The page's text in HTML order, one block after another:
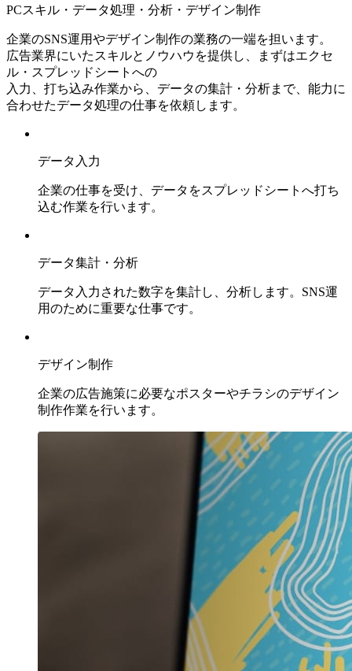
PCスキル・データ処理・分析・デザイン制作
企業のSNS運用やデザイン制作の業務の一端を担います。
広告業界にいたスキルとノウハウを提供し、まずはエクセ
ル・スプレッドシートへの
入力、打ち込み作業から、データの集計・分析まで、能力に
合わせたデータ処理の仕事を依頼します。
データ入力
企業の仕事を受け、データをスプレッドシートへ打ち
込む作業を行います。
データ集計・分析
データ入力された数字を集計し、分析します。SNS運
用のために重要な仕事です。
デザイン制作
企業の広告施策に必要なポスターやチラシのデザイン
制作作業を行います。